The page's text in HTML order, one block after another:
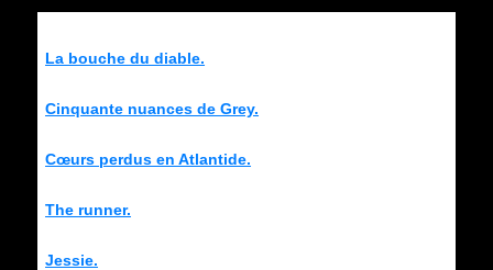
La bouche du diable.
Cinquante nuances de Grey.
Cœurs perdus en Atlantide.
The runner.
Jessie.